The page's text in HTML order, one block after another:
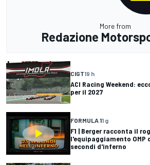
More from
Redazione
CIGT19 h
ACI Racing Weekend:
per il 2027
FORMULA 11 g
F1 | Berger racconta il
l'equipaggiamento OMP
secondi d'inferno